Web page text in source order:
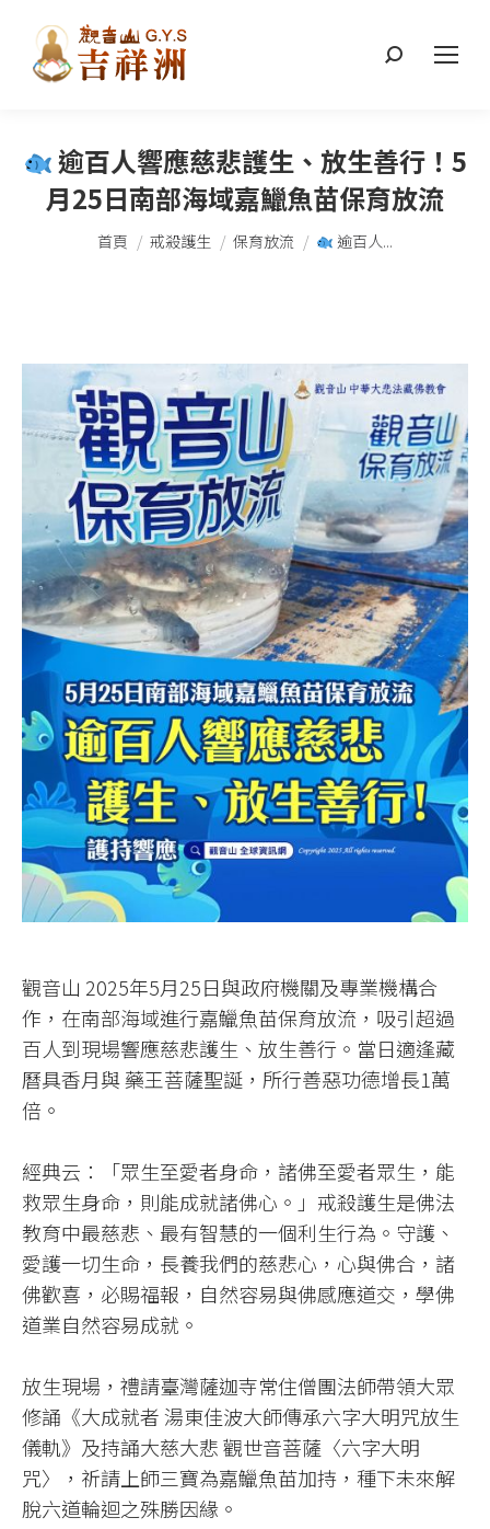
搜
逾百人響應慈悲護生、放生善行！5
月25日南部海域嘉鱲魚苗保育放流
您在這裡：
首頁 戒殺護生 保育放流 逾百人...
觀音山 2025年5月25日與政府機關及專業機構合
作，在南部海域進行嘉鱲魚苗保育放流，吸引超過
百人到現場響應慈悲護生、放生善行。當日適逢藏
曆具香月與 藥王菩薩聖誕，所行善惡功德增長1萬
倍。
經典云：「眾生至愛者身命，諸佛至愛者眾生，能
救眾生身命，則能成就諸佛心。」戒殺護生是佛法
教育中最慈悲、最有智慧的一個利生行為。守護、
愛護一切生命，長養我們的慈悲心，心與佛合，諸
佛歡喜，必賜福報，自然容易與佛感應道交，學佛
道業自然容易成就。
放生現場，禮請臺灣薩迦寺常住僧團法師帶領大眾
修誦《大成就者 湯東佳波大師傳承六字大明咒放生
儀軌》及持誦大慈大悲 觀世音菩薩〈六字大明
咒〉，祈請上師三寶為嘉鱲魚苗加持，種下未來解
脫六道輪迴之殊勝因緣。